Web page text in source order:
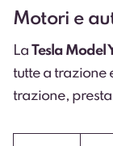
Motori e
La Tesla Model
tutte a trazione
trazione,